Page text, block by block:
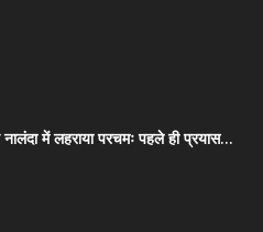
में लहराया परचमः पहले ही प्रयास...